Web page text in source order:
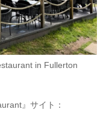
in Fullerton
』サイト：